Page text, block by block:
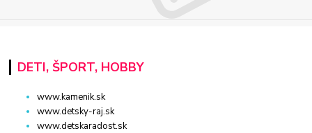
DETI, ŠPORT, HOBBY
www.kamenik.sk
www.detsky-raj.sk
www.detskaradost.sk